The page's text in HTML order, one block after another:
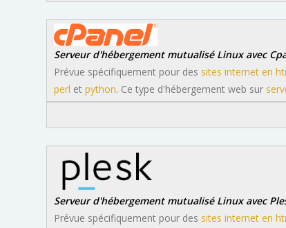
Serveur d'hébergement mutualisé Linux avec
Prévue spécifiquement pour des sites internet en
perl etpython. Ce type d'hébergement web sur
Serveur d'hébergement mutualisé Linux avec
Prévue spécifiquement pour des sites internet en